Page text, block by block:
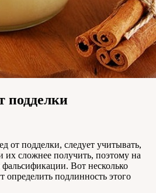
подделки
от подделки, следует учитывать,
их сложнее получить, поэтому на
фальсификации. Вот несколько
определить подлинность этого